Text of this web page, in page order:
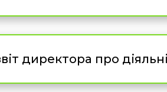
директора про